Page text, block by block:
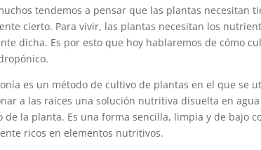
tendemos a pensar que las plantas necesitan
cierto. Para vivir, las plantas necesitan los
dicha. Es por esto que hoy hablaremos de cómo
es un método de cultivo de plantas en el que se
a las raíces una solución nutritiva disuelta en
de la planta. Es una forma sencilla, limpia y de bajo
ricos en elementos nutritivos.